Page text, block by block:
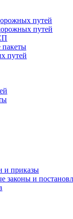
путей
путей
пакеты
путей
и приказы
законы и